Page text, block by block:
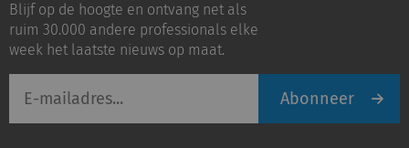
LinkedInYoutube
Blijf op de hoogte en ontvang net als
ruim 30.000 andere professionals elke
week het laatste nieuws op maat.
mailadres
Abonneer